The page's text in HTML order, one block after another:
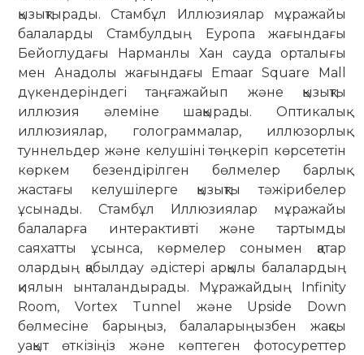
қызықтырады. Стамбұл Иллюзиялар мұражайы
балаларды Стамбулдың Еуропа жағындағы
Бейоглудағы Нарманлы Хан сауда орталығы
мен Анадолы жағындағы Emaar Square Mall
дүкендеріндегі таңғажайып және қызықты
иллюзия әлеміне шақырады. Оптикалық
иллюзиялар, голограммалар, иллюзорлық
туннельдер және келушіні төңкеріп көрсететін
көркем безендірілген бөлмелер барлық
жастағы келушілерге қызықты тәжірибелер
ұсынады. Стамбұл Иллюзиялар мұражайы
балаларға интерактивті және тартымды
саяхатты ұсынса, көрмелер сонымен қатар
олардың қабылдау әдістері арқылы балалардың
қиялын ынталандырады. Мұражайдың Infinity
Room, Vortex Tunnel және Upside Down
бөлмесіне барыңыз, балаларыңызбен жақсы
уақыт өткізіңіз және көптеген фотосуреттер